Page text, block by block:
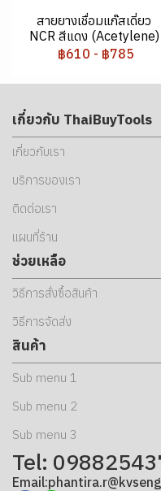
สายยางเชื่อมแก๊สเดี่ยว
NCR สีแดง (Acetylene)
฿610 - ฿785
เกี่ยวกับ ThaiBuyTools
เกี่ยวกับเรา
บริการของเรา
ติดต่อเรา
แผนที่ร้าน
ช่วยเหลือ
วิธีการสั่งซื้อสินค้า
วิธีการจัดส่ง
สินค้า
Sub menu 1
Sub menu 2
Sub menu 3
Tel: